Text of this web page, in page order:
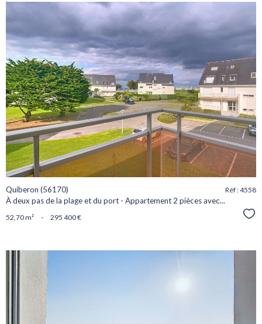
voir le
bien
Quiberon (56170)
À deux pas de la plage et du port - Appartement 2 pièces avec...
Réf : 4558
52,70 m² - 295 400 €